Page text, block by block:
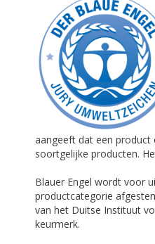
aangeeft dat een product
soortgelijke producten.
Blauer Engel wordt voor
productcategorie
van het Duitse Instituut
keurmerk.